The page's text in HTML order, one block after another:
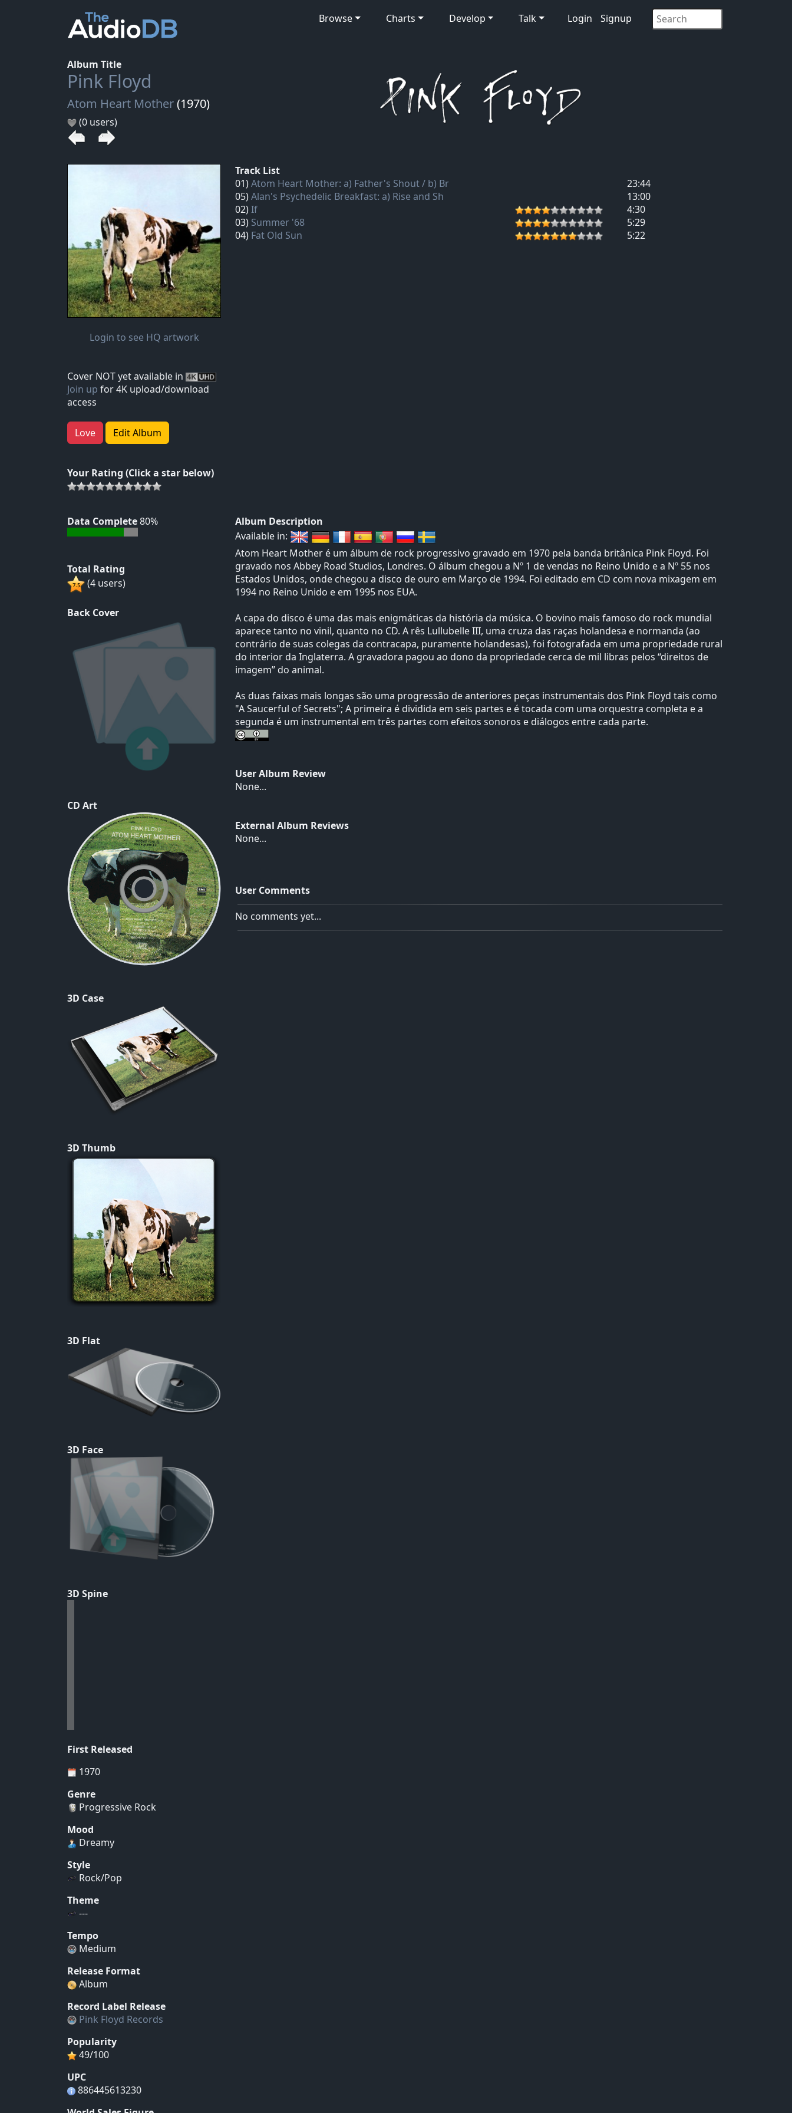
Browse Charts Develop Talk Login Signup
Album Title
Pink Floyd
Atom Heart Mother(1970)
(0 users)
Login to see HQ artwork
Cover NOT yet available in
Join up for 4K upload/download
access
Love Edit Album
Your Rating (Click a star below)
Track List
01)Atom Heart Mother: a) Father's Shout / b) Br
05)Alan's Psychedelic Breakfast: a) Rise and Sh
02)If
03) Summer '68
04) Fat Old Sun
23:44
13:00
4:30
5:29
5:22
Data Complete80%
Total Rating
(4 users)
Back Cover
CD Art
3D Case
3D Thumb
3D Flat
3D Face
3D Spine
First Released
1970
Genre
Progressive Rock
Mood
Dreamy
Style
Rock/Pop
Theme
---
Tempo
Medium
Release Format
Album
Record Label Release
Pink Floyd Records
Popularity
49/100
UPC
886445613230
Album Description
Available in:
Atom Heart Mother é um álbum de rock progressivo gravado em 1970 pela banda britânica Pink Floyd. Foi
gravado nos Abbey Road Studios, Londres. O álbum chegou a Nº 1 de vendas no Reino Unido e a Nº 55 nos
Estados Unidos, onde chegou a disco de ouro em Março de 1994. Foi editado em CD com nova mixagem em
1994 no Reino Unido e em 1995 nos EUA.
A capa do disco é uma das mais enigmáticas da história da música. O bovino mais famoso do rock mundial
aparece tanto no vinil, quanto no CD. A rês Lullubelle III, uma cruza das raças holandesa e normanda (ao
contrário de suas colegas da contracapa, puramente holandesas), foi fotografada em uma propriedade rural
do interior da Inglaterra. A gravadora pagou ao dono da propriedade cerca de mil libras pelos “direitos de
imagem” do animal.
As duas faixas mais longas são uma progressão de anteriores peças instrumentais dos Pink Floyd tais como
"A Saucerful of Secrets"; A primeira é dividida em seis partes e é tocada com uma orquestra completa e a
segunda é um instrumental em três partes com efeitos sonoros e diálogos entre cada parte.
User Album Review
None...
External Album Reviews
None...
User Comments
No comments yet...